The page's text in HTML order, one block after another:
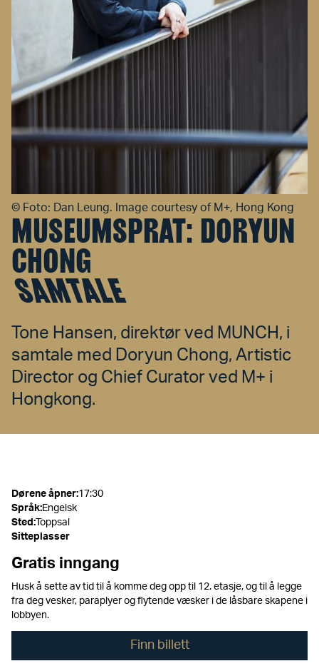
MUSEUMSPRAT: DORYUN
CHONG
SAMTALE
Tone Hansen, direktør ved MUNCH, i
samtale med Doryun Chong, Artistic
Director og Chief Curator ved M+ i
Hongkong.
© Foto: Dan Leung. Image courtesy of M+, Hong Kong
Dørene åpner:17:30
Språk:Engelsk
Sted :Toppsal
Sitteplasser
Gratis inngang
Husk å sette av tid til å komme deg opp til 12. etasje, og til å legge
fra deg vesker, paraplyer og flytende væsker i de låsbare skapene i
lobbyen.
Finn billett